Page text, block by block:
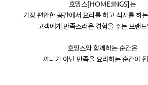
호밍스[HOME:INGS]는
가장 편안한 공간에서 요리를 하고 식사를 하
고객에게 만족스러운 경험을 주는 브랜
호밍스와 함께하는 순간은
끼니가 아닌 만족을 요리하는 순간이